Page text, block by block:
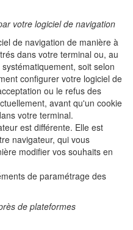
votre logiciel de navigation
de navigation de manière à
dans votre terminal ou, au
soit selon
configurer votre logiciel de
ou le refus des
avant qu'un cookie
votre terminal.
est différente. Elle est
navigateur, qui vous
modifier vos souhaits en
de paramétrage des
de plateformes